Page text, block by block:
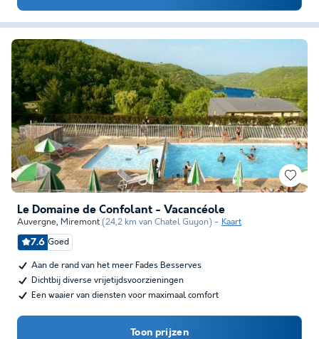
Le Domaine de Confolant - Vacancéole
Auvergne, Miremont (24,2 km van Chatel Guyon) Kaart
7.6 Goed
Aan de rand van het meer Fades Besserves
Dichtbij diverse vrijetijdsvoorzieningen
Een waaier van diensten voor maximaal comfort
Toon prijzen